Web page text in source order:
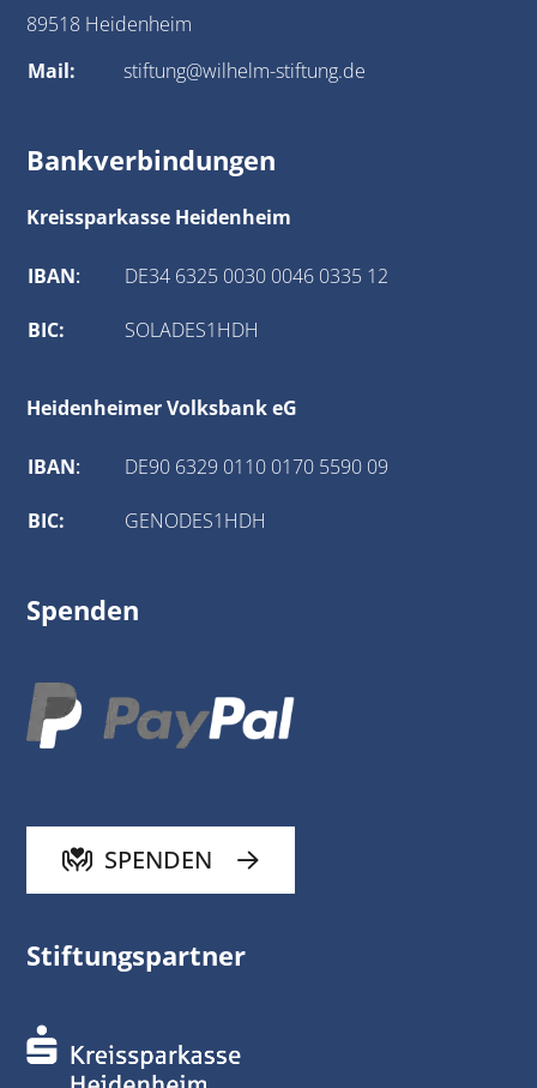
89518 Heidenheim
Mail:
stiftung@wilhelm-stiftung.de
Bankverbindungen
Kreissparkasse Heidenheim
IBAN: DE34 6325 0030 0046 0335 12
BIC: SOLADES1HDH
Heidenheimer Volksbank eG
IBAN: DE90 6329 0110 0170 5590 09
BIC: GENODES1HDH
Spenden
SPENDEN
Stiftungspartner